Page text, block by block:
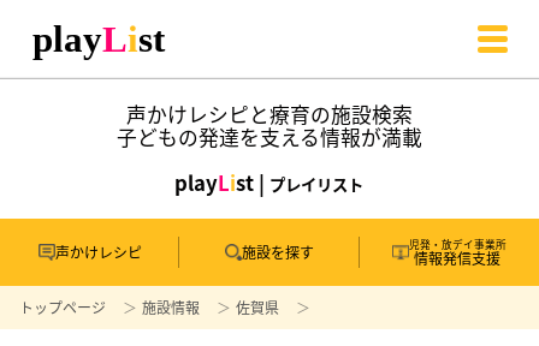
声かけレシピと療育の施設検索
子どもの発達を支える情報が満載
playList | プレイリスト
声かけレシピ 施設を探す 児発・放デイ事業所
情報発信支援
トップページ 施設情報 佐賀県